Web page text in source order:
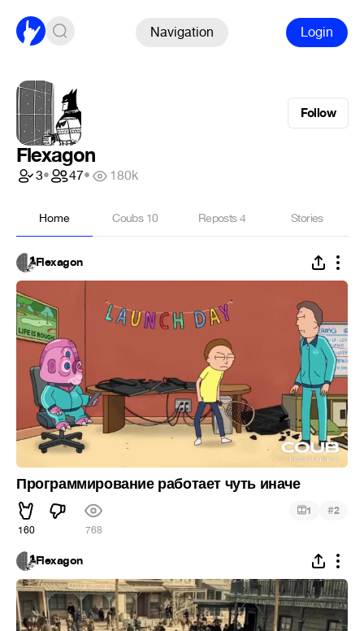
Navigation Login
Follow
Flexagon
3• 47• 180k
Home Coubs 10 Reposts4 Stories
Flexagon
Программирование работает чуть иначе
160 768
1 #2
Flexagon